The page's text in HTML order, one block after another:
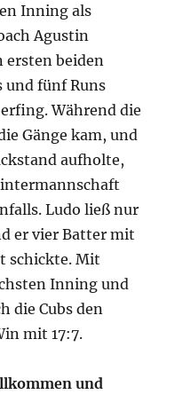
Inning als
Agustin
ersten beiden
und fünf Runs
Während die
Gänge kam, und
aufholte,
Ludo ließ nur
er vier Batter mit
schickte. Mit
Inning und
die Cubs den
mit 17:7.
und